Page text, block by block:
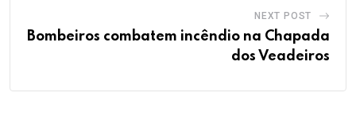
NEXT POST
Bombeiros combatem incêndio na Chapada
dos Veadeiros